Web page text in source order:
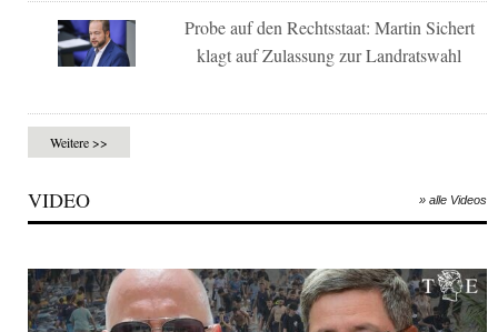
Probe auf den Rechtsstaat: Martin Sichert
klagt auf Zulassung zur Landratswahl
Weitere >>
VIDEO » alle Videos